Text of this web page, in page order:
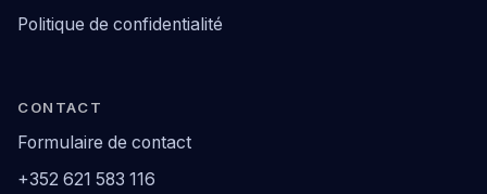
Politique de confidentialité
CONTACT
Formulaire de contact
+352 621 583 116